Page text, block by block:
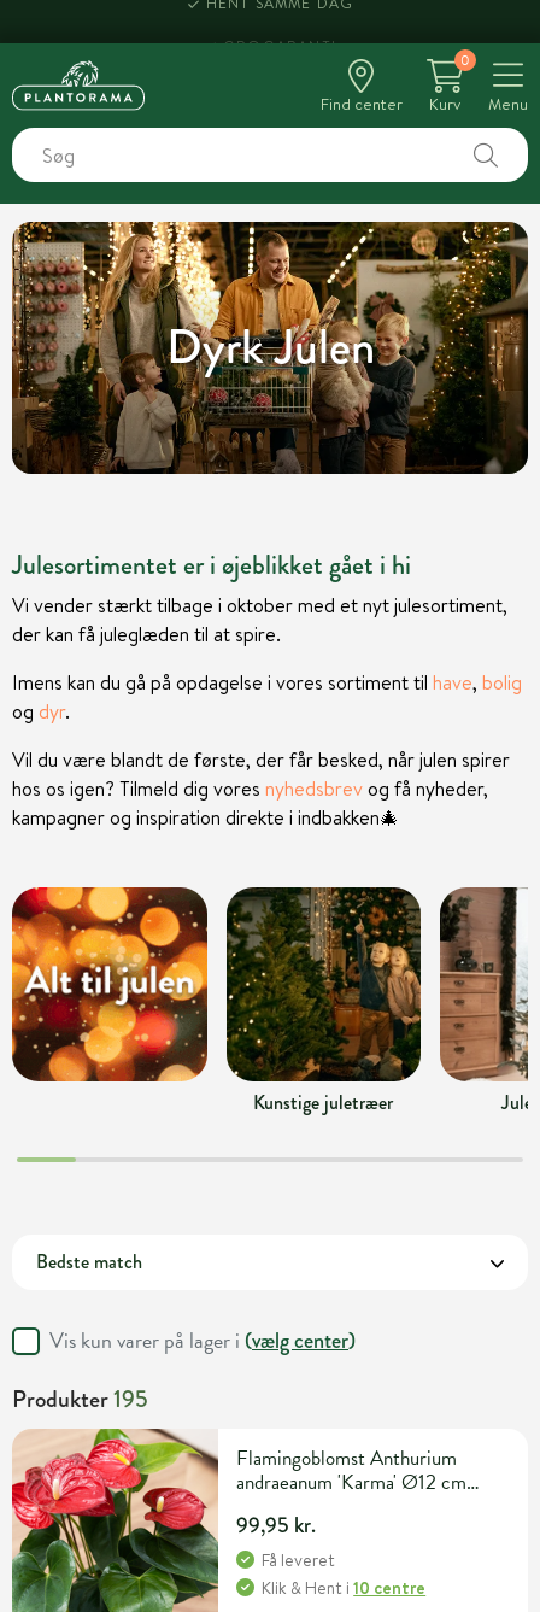
Find center
0
Kurv
Menu
Dyrk Julen
Julesortimentet er i øjeblikket gået i hi
Vi vender stærkt tilbage i oktober med et nyt julesortiment,
der kan få juleglæden til at spire.
Imens kan du gå på opdagelse i vores sortiment til have, bolig
og dyr.
Vil du være blandt de første, der får besked, når julen spirer
hos os igen? Tilmeld dig vores nyhedsbrevog få nyheder,
kampagner og inspiration direkte i indbakken🎄
Kunstige juletræer
Vis kun varer på lager i (vælg center)
Produkter195
Flamingoblomst Anthurium
andraeanum 'Karma' Ø12 cm
99,95 kr.
Få leveret
Klik & Hent i10 centre